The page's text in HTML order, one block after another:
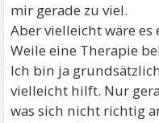
mir gerade zu viel.
Aber vielleicht wäre
Weile eine Therapie
Ich bin ja
vielleicht hilft. Nur
was sich nicht richtig